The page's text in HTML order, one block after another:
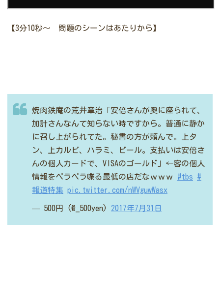
【3分10秒～ 問題のシーンはあたりから】
焼肉鉄庵の荒井章治「安倍さんが奥に座られて、
加計さんなんて知らない時ですから。普通に静か
に召し上がられてた。秘書の方が頼んで。上タ
ン、上カルビ、ハラミ、ビール。支払いは安倍さ
んの個人カードで、VISAのゴールド」←客の個人
情報をペラペラ喋る最低の店だなｗｗｗ #tbs
#
報道特集 pic.twitter.com/nWVguwWasx
— 500円 (@_500yen) 2017年7月31日